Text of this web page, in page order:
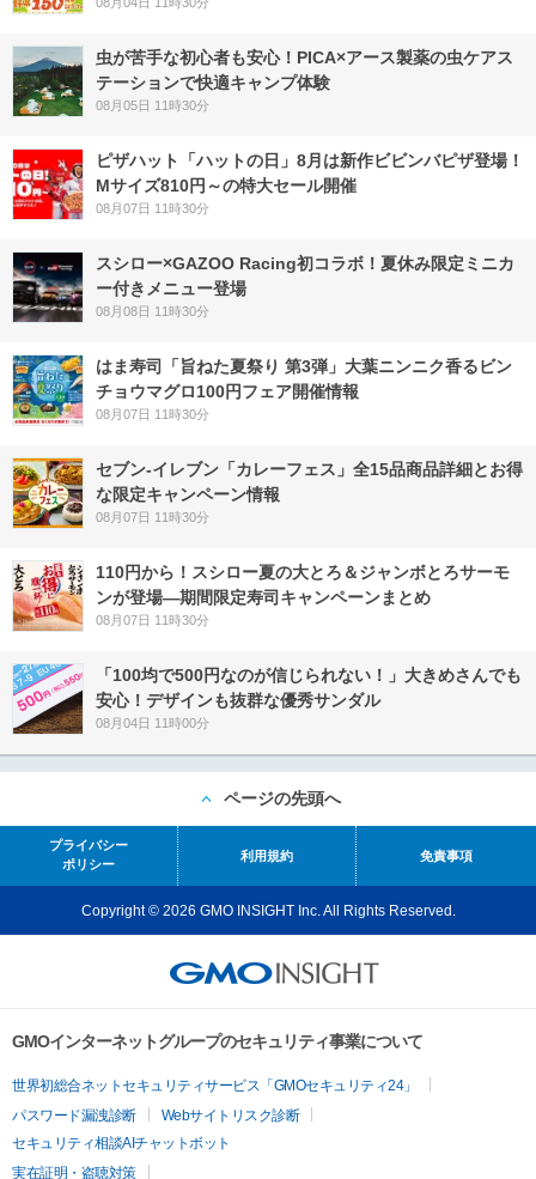
虫が苦手な初心者も安心！PICA×アース製薬の虫ケアス
テーションで快適キャンプ体験
08月05日 11時30分
ピザハット「ハットの日」8月は新作ビビンバピザ登場！
Mサイズ810円～の特大セール開催
08月07日 11時30分
スシロー×GAZOO Racing初コラボ！夏休み限定ミニカ
ー付きメニュー登場
08月08日 11時30分
はま寿司「旨ねた夏祭り 第3弾」大葉ニンニク香るビン
チョウマグロ100円フェア開催情報
08月07日 11時30分
セブン‐イレブン「カレーフェス」全15品商品詳細とお得
な限定キャンペーン情報
08月07日 11時30分
110円から！スシロー夏の大とろ＆ジャンボとろサーモ
ンが登場―期間限定寿司キャンペーンまとめ
08月07日 11時30分
「100均で500円なのが信じられない！」大きめさんでも
安心！デザインも抜群な優秀サンダル
08月04日 11時00分
ページの先頭へ
プライバシー
ポリシー
利用規約 免責事項
Copyright © 2026 GMO INSIGHT Inc. All Rights Reserved.
GMOインターネットグループのセキュリティ事業について
世界初総合ネットセキュリティサービス「GMOセキュリティ24」
パスワード漏洩診断
Webサイトリスク診断
セキュリティ相談AIチャットボット
実在証明・盗聴対策